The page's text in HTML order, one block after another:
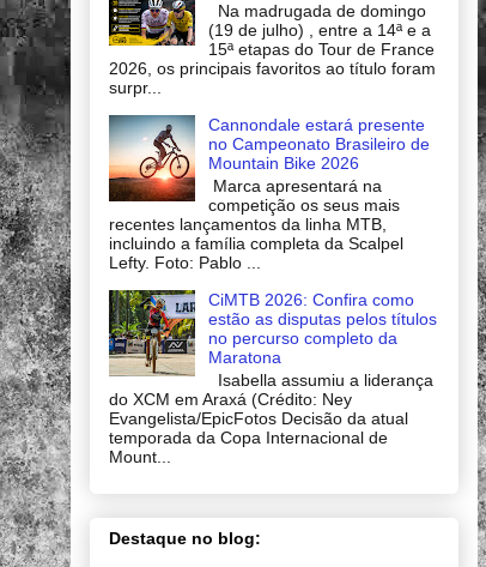
Na madrugada de domingo
(19 de julho) , entre a 14ª e a
15ª etapas do Tour de France
2026, os principais favoritos ao título foram
surpr...
Cannondale estará presente
no Campeonato Brasileiro de
Mountain Bike 2026
Marca apresentará na
competição os seus mais
recentes lançamentos da linha MTB,
incluindo a família completa da Scalpel
Lefty. Foto: Pablo ...
CiMTB 2026: Confira como
estão as disputas pelos títulos
no percurso completo da
Maratona
Isabella assumiu a liderança
do XCM em Araxá (Crédito: Ney
Evangelista/EpicFotos Decisão da atual
temporada da Copa Internacional de
Mount...
Destaque no blog: